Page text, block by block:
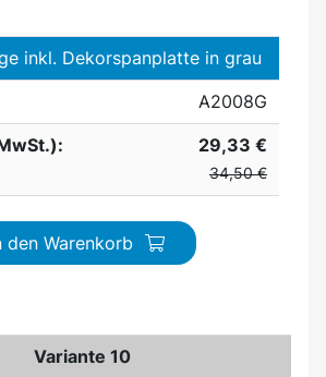
inkl. Dekorspanplatte in grau
A2008G
29,33 €
34,50 €
den Warenkorb
Variante 10